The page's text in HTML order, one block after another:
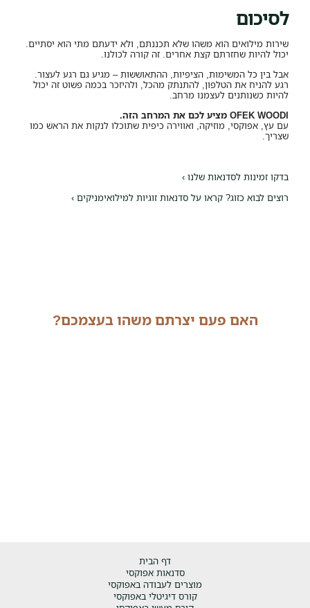
לסיכום
שירות מילואים הוא משהו שלא תכננתם, ולא ידעתם מתי הוא יסתיים.
יכול להיות שחזרתם קצת אחרים. זה קורה לכולנו.
אבל בין כל המשימות, הציפיות, ההתאוששות – מגיע גם רגע לעצור.
רגע להניח את הטלפון, להתנתק מהכל, ולהיזכר בכמה פשוט זה יכול
להיות כשנותנים לעצמנו מרחב.
OFEK WOODI מציע לכם את המרחב הזה.
עם עץ, אפוקסי, מוזיקה, ואווירה כיפית שתוכלו לנקות את הראש כמו
שצריך.
בדקוזמינות לסדנאות שלנו ›
רוצים לבוא כזוג? קראו על סדנאות זוגיות למילואימניקים ›
האם פעם יצרתם משהו בעצמכם?
דף הבית
סדנאות אפוקסי
מוצרים לעבודה באפוקסי
קורס דיגיטלי באפוקסי